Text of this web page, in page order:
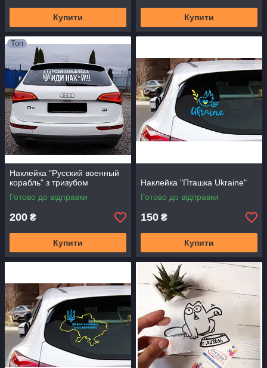
Купити Купити
Топ
Наклейка "Русский военный
корабль" з тризубом
Готово до відправки
200 ₴
Купити
Наклейка "Пташка Ukraine"
Готово до відправки
150 ₴
Купити